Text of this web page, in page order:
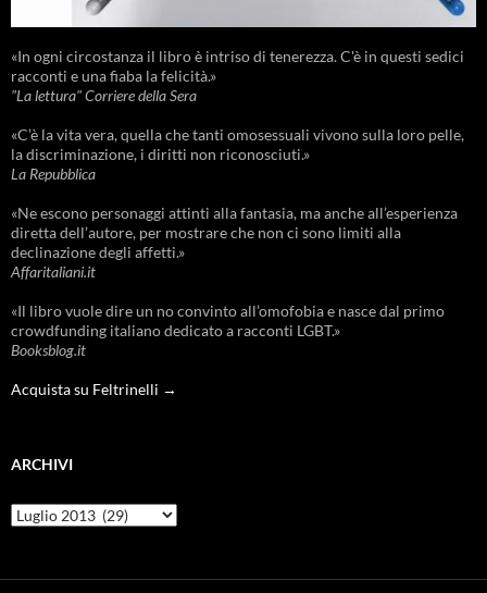
«In ogni circostanza il libro è intriso di tenerezza. C'è in questi sedici
racconti e una fiaba la felicità.»
"La lettura" Corriere della Sera
«C’è la vita vera, quella che tanti omosessuali vivono sulla loro pelle,
la discriminazione, i diritti non riconosciuti.»
La Repubblica
«Ne escono personaggi attinti alla fantasia, ma anche all’esperienza
diretta dell’autore, per mostrare che non ci sono limiti alla
declinazione degli affetti.»
Affaritaliani.it
«Il libro vuole dire un no convinto all’omofobia e nasce dal primo
crowdfunding italiano dedicato a racconti LGBT.»
Booksblog.it
Acquista su Feltrinelli →
ARCHIVI
Archivi